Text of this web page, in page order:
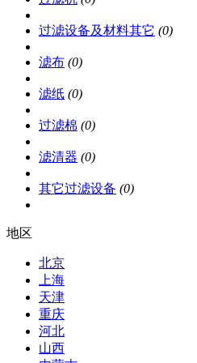
过滤设备及材料其它 (0)
滤布 (0)
滤纸 (0)
过滤棉 (0)
滤清器 (0)
其它过滤设备 (0)
地区
北京
上海
天津
重庆
河北
山西